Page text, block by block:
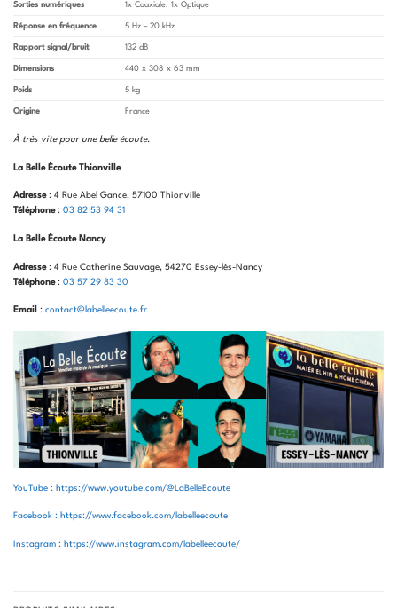
Sorties numériques 1x Coaxiale, 1x Optique
Réponse en fréquence 5 Hz – 20 kHz
Rapport signal/bruit 132 dB
Dimensions 440 x 308 x 63 mm
Poids 5 kg
Origine France
À très vite pour une belle écoute.
La Belle Écoute Thionville
Adresse: 4 Rue Abel Gance, 57100 Thionville
Téléphone: 03 82 53 94 31
La Belle Écoute Nancy
Adresse: 4 Rue Catherine Sauvage, 54270 Essey-lès-Nancy
Téléphone: 03 57 29 83 30
Email : contact@labelleecoute.fr
YouTube : https://www.youtube.com/@LaBelleEcoute
Facebook : https://www.facebook.com/labelleecoute
Instagram : https://www.instagram.com/labelleecoute/